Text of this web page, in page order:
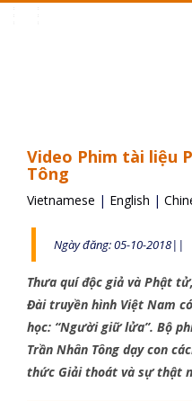
Video Phim tài liệu
Tông
Vietnamese | English |
Ngày đăng: 05-10-2018||
Thưa quí độc giả và Phật
Đài truyền hình Việt Nam
học: “Người giữ lửa”. Bộ
Trần Nhân Tông dạy con
thức Giải thoát và sự thật